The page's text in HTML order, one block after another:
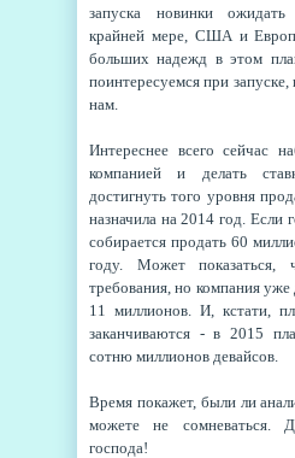
запуска новинки
крайней мере, США и
больших надежд в этом
поинтересуемся при
нам.
Интереснее всего сейчас
компанией и делать
достигнуть того уровня
назначила на 2014 год. Если
собирается продать 60
году. Может показаться,
требования, но компания
11 миллионов. И, кстати,
заканчиваются - в 2015
сотню миллионов девайсов.
Время покажет, были ли
можете не сомневаться.
господа!